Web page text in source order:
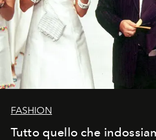
FASHION
Tutto quello che